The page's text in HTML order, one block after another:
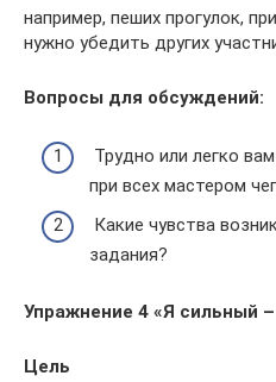
например, пеших прогулок,
нужно убедить других
Вопросы для обсуждений:
Трудно или легко
при всех мастером
Какие чувства
задания?
Упражнение 4 «Я сильный
Цель